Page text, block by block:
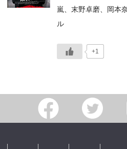
嵐、末野卓磨、岡本
ル
+1